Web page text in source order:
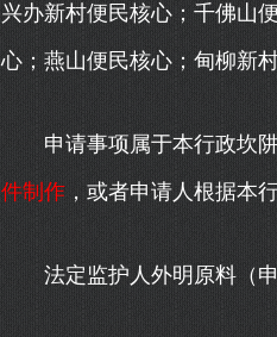
兴办新村便民核心；千佛山
心；燕山便民核心；甸柳新
申请事项属于本行政坎阱
件制作 ，或者申请人根据本
法定监护人外明原料（申